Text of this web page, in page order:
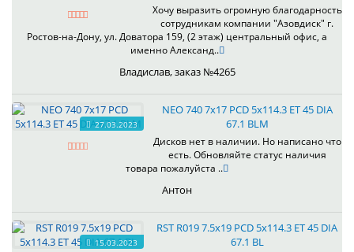
Хочу выразить огромную благодарность
сотрудникам компании "Азовдиск" г.
Ростов-на-Дону, ул. Доватора 159, (2 этаж) центральный офис, а
именно Александ..
Владислав, заказ №4265
27.03.2023
NEO 740 7x17 PCD 5x114.3 ET 45 DIA
67.1 BLM
Дисков нет в наличии. Но написано что
есть. Обновляйте статус наличия
товара пожалуйста ..
Антон
15.03.2023
RST R019 7.5x19 PCD 5x114.3 ET 45 DIA
67.1 BL